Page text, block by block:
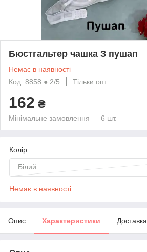
Бюстгальтер чашка З пушап
Немає в наявності
Код: 8858 ● 2/5
Тільки опт
162 ₴
Мінімальне замовлення — 6 шт.
Колір
Білий
Немає в наявності
Опис Характеристики Доставка